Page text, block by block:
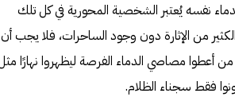
نفسه يُعتبر الشخصية المحورية في كل تلك
الكثير من الإثارة دون وجود الساحرات، فلا يجب أن
أعطوا مصاصي الدماء الفرصة ليظهروا نهارًا
فقط سجناء الظلام.